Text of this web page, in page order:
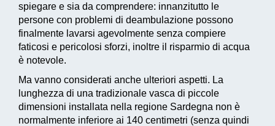
spiegare e sia da comprendere: innanzitutto le
persone con problemi di deambulazione possono
finalmente lavarsi agevolmente senza compiere
faticosi e pericolosi sforzi, inoltre il risparmio di acqua
è notevole.
Ma vanno considerati anche ulteriori aspetti. La
lunghezza di una tradizionale vasca di piccole
dimensioni installata nella regione Sardegna non è
normalmente inferiore ai 140 centimetri (senza quindi